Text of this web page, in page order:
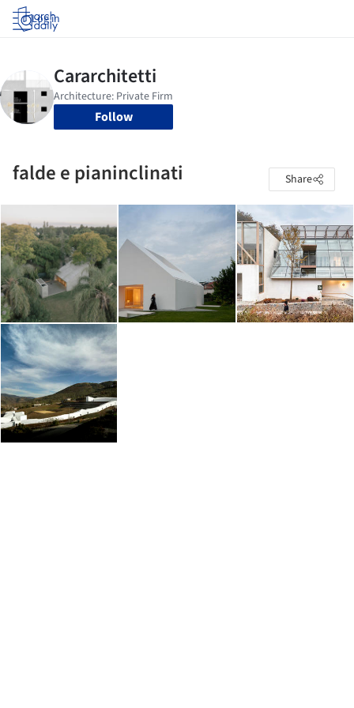
Log in
Follow
falde e pianinclinati Share